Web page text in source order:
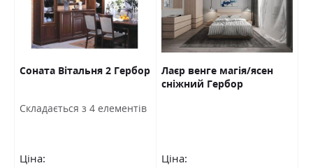
Соната Вітальня 2 Гербор
Cкладається з 4 елементів
Ціна:
Лаєр венге магія/ясен
сніжний Гербор
Ціна: